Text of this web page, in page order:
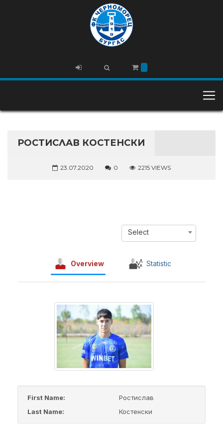
РОСТИСЛАВ КОСТЕНСКИ
23.07.2020 0 2215 VIEWS
Select
Overview Statistic
First Name:
Ростислав
Last Name:
Костенски